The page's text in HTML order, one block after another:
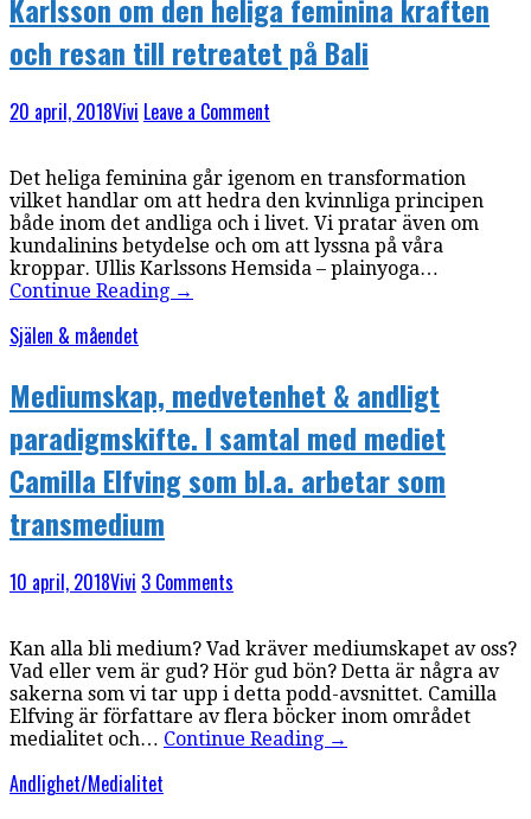
Karlsson om den heliga feminina kraften
och resan till retreatet på Bali
20 april, 2018Vivi Leave a Comment
Det heliga feminina går igenom en transformation
vilket handlar om att hedra den kvinnliga principen
både inom det andliga och i livet. Vi pratar även om
kundalinins betydelse och om att lyssna på våra
kroppar. Ullis Karlssons Hemsida – plainyoga…
Continue Reading →
Själen & måendet
Mediumskap, medvetenhet & andligt
paradigmskifte. I samtal med mediet
Camilla Elfving som bl.a. arbetar som
transmedium
10 april, 2018Vivi 3 Comments
Kan alla bli medium? Vad kräver mediumskapet av oss?
Vad eller vem är gud? Hör gud bön? Detta är några av
sakerna som vi tar upp i detta podd-avsnittet. Camilla
Elfving är författare av flera böcker inom området
medialitet och… Continue Reading →
Andlighet/Medialitet